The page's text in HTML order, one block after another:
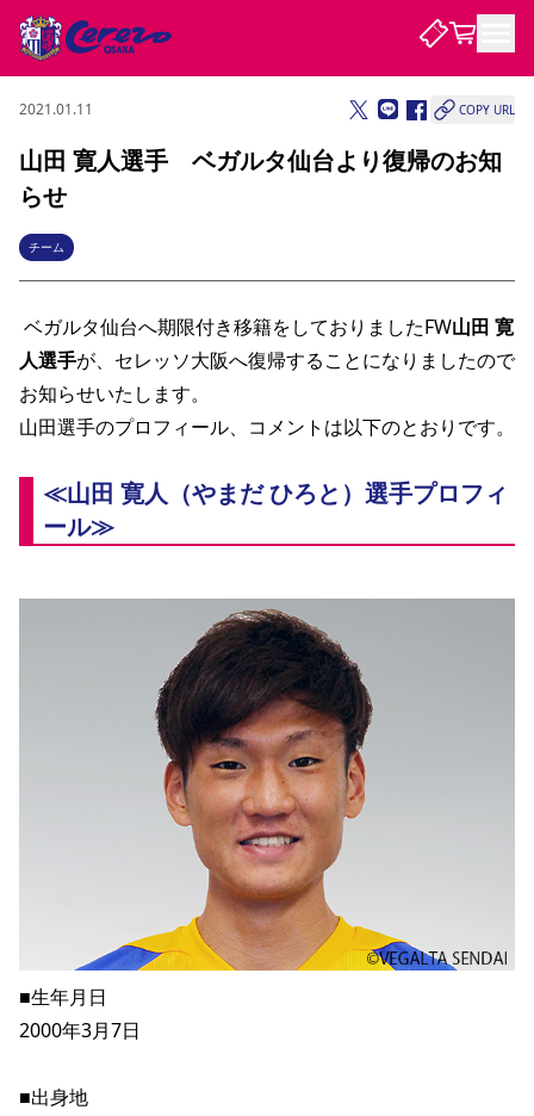
試合・チーム
試合について
試合日程 / 結果
チームについて
選手・スタッフ スケジュール メディア情報 アクセス レディース
アカデミー
ハナサカプレーヤー 歴代所属選手
観戦する
チケット
チケット情報 販売スケジュール 価格・席種 購入方法
シーズンシート
法人シーズンシート 福祉サービス
団体チケット
特定興行入場券
譲渡サービス リセールサービス
観戦ガイド
スタジアム
YANMAR HANASAKA STADIUM
DAZNで観戦
クラブを知る
セレッソ大阪について
クラブ紹介 沿革 シーズン記録
パートナー企業募集中 セレッソ大阪VISAカード
サポートスタッフ
セレッソアイデアちょうだいな
応援商店街
Lise（ライセンスビジネス）
SDGsのゴール
SPORT POSITIVE LEAGUES 取り組み実績
セレッソフットサルパーク セレッソフットサルパーク長居
セレッソスポーツパーク舞洲 YANMAR HANASAKA STADIUM
セレッソ大阪アカデミー
子供のサッカースクール
その他スポーツクラブ
ファンクラブ
ファンクラブ
SAKURA SOCIO 招待券引換方法 まいセレチケット 会員規定
婚姻届・出生届・命名書
ニュース
ニュース
レディース
アカデミー
2021.01.11 COPY URL
山田 寛人選手 ベガルタ仙台より復帰のお知
らせ
チーム
ベガルタ仙台へ期限付き移籍をしておりましたFW山田 寛
人選手が、セレッソ大阪へ復帰することになりましたので
お知らせいたします。
≪山田 寛人（やまだ ひろと）選手プロフィ
ール≫
■生年月日
2000年3月7日
■出身地